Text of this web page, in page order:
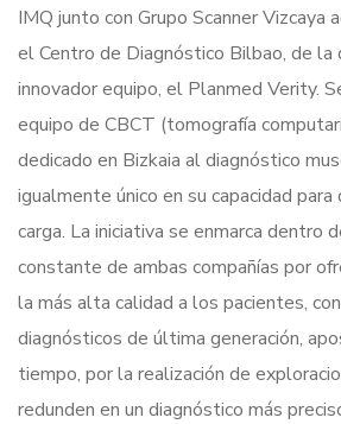
IMQ junto con Grupo Scanner Vizcaya
el Centro de Diagnóstico Bilbao, de la
innovador equipo, el Planmed Verity.
equipo de CBCT (tomografía
dedicado en Bizkaia al diagnóstico
igualmente único en su capacidad
carga. La iniciativa se enmarca dentro
constante de ambas compañías por
la más alta calidad a los pacientes,
diagnósticos de última generación,
tiempo, por la realización de
redunden en un diagnóstico más